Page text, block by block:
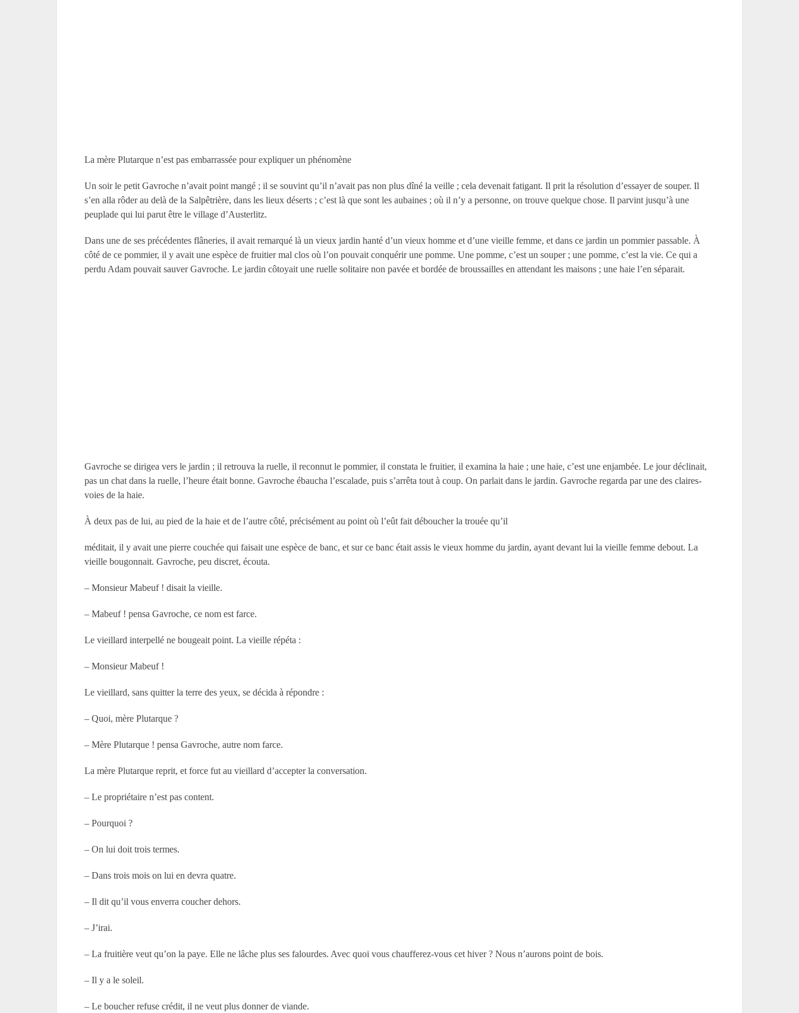
La mère Plutarque n’est pas embarrassée pour expliquer un phénomène
Un soir le petit Gavroche n’avait point mangé ; il se souvint qu’il n’avait pas non plus dîné la veille ; cela devenait fatigant. Il prit la résolution d’essayer de souper. Il
s’en alla rôder au delà de la Salpêtrière, dans les lieux déserts ; c’est là que sont les aubaines ; où il n’y a personne, on trouve quelque chose. Il parvint jusqu’à une
peuplade qui lui parut être le village d’Austerlitz.
Dans une de ses précédentes flâneries, il avait remarqué là un vieux jardin hanté d’un vieux homme et d’une vieille femme, et dans ce jardin un pommier passable. À
côté de ce pommier, il y avait une espèce de fruitier mal clos où l’on pouvait conquérir une pomme. Une pomme, c’est un souper ; une pomme, c’est la vie. Ce qui a
perdu Adam pouvait sauver Gavroche. Le jardin côtoyait une ruelle solitaire non pavée et bordée de broussailles en attendant les maisons ; une haie l’en séparait.
Gavroche se dirigea vers le jardin ; il retrouva la ruelle, il reconnut le pommier, il constata le fruitier, il examina la haie ; une haie, c’est une enjambée. Le jour déclinait,
pas un chat dans la ruelle, l’heure était bonne. Gavroche ébaucha l’escalade, puis s’arrêta tout à coup. On parlait dans le jardin. Gavroche regarda par une des claires-
voies de la haie.
À deux pas de lui, au pied de la haie et de l’autre côté, précisément au point où l’eût fait déboucher la trouée qu’il
méditait, il y avait une pierre couchée qui faisait une espèce de banc, et sur ce banc était assis le vieux homme du jardin, ayant devant lui la vieille femme debout. La
vieille bougonnait. Gavroche, peu discret, écouta.
– Monsieur Mabeuf ! disait la vieille.
– Mabeuf ! pensa Gavroche, ce nom est farce.
Le vieillard interpellé ne bougeait point. La vieille répéta :
– Monsieur Mabeuf !
Le vieillard, sans quitter la terre des yeux, se décida à répondre :
– Quoi, mère Plutarque ?
– Mère Plutarque ! pensa Gavroche, autre nom farce.
La mère Plutarque reprit, et force fut au vieillard d’accepter la conversation.
– Le propriétaire n’est pas content.
– Pourquoi ?
– On lui doit trois termes.
– Dans trois mois on lui en devra quatre.
– Il dit qu’il vous enverra coucher dehors.
– J’irai.
– La fruitière veut qu’on la paye. Elle ne lâche plus ses falourdes. Avec quoi vous chaufferez-vous cet hiver ? Nous n’aurons point de bois.
– Il y a le soleil.
– Le boucher refuse crédit, il ne veut plus donner de viande.